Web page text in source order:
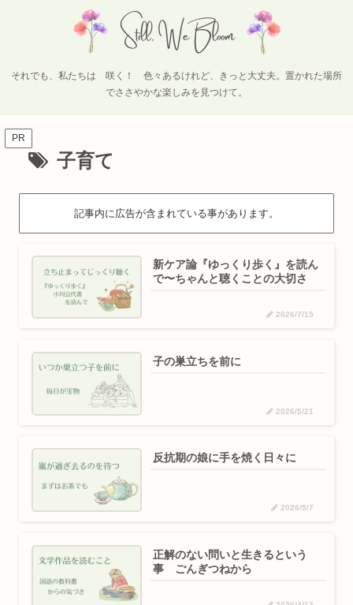
それでも、私たちは 咲く！ 色々あるけれど、きっと大丈夫。置かれた場所
でささやかな楽しみを見つけて。
PR
子育て
記事内に広告が含まれている事があります。
新ケア論『ゆっくり歩く』を読ん
で〜ちゃんと聴くことの大切さ
2026/7/15
子の巣立ちを前に
2026/5/21
反抗期の娘に手を焼く日々に
2026/5/7
正解のない問いと生きるという
事 ごんぎつねから